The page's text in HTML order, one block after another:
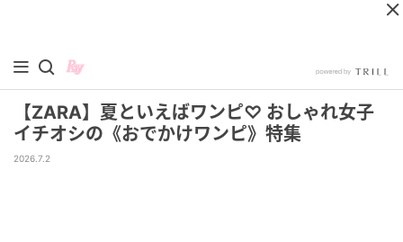
【ZARA】夏といえばワンピ♡ おしゃれ女子
イチオシの《おでかけワンピ》特集
2026.7.2